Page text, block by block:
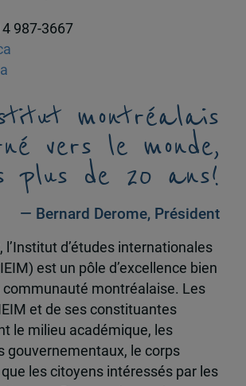
987-3667
montréalais
vers le monde,
plus de 20 ans!
— Bernard Derome, Président
l’Institut d’études internationales
est un pôle d’excellence bien
communauté montréalaise. Les
et de ses constituantes
le milieu académique, les
gouvernementaux, le corps
les citoyens intéressés par les